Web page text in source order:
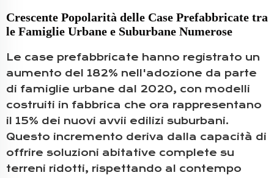
Crescente Popolarità delle Case Prefabbricate tra
le Famiglie Urbane e Suburbane Numerose
Le case prefabbricate hanno registrato un
aumento del 182% nell'adozione da parte
di famiglie urbane dal 2020, con modelli
costruiti in fabbrica che ora rappresentano
il 15% dei nuovi avvii edilizi suburbani.
Questo incremento deriva dalla capacità di
offrire soluzioni abitative complete su
terreni ridotti, rispettando al contempo